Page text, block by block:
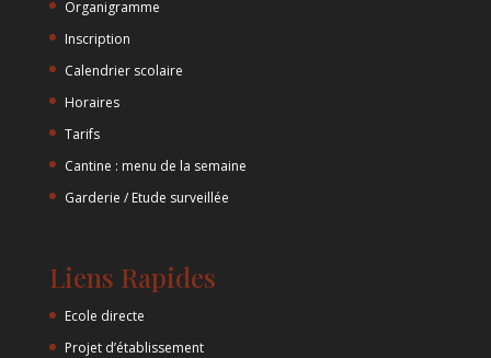
Organigramme
Inscription
Calendrier scolaire
Horaires
Tarifs
Cantine : menu de la semaine
Garderie / Etude surveillée
Liens Rapides
Ecole directe
Projet d’établissement